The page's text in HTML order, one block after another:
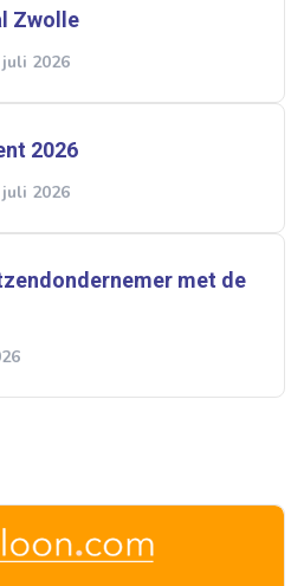
Zwolle
2026
2026
2026
met de